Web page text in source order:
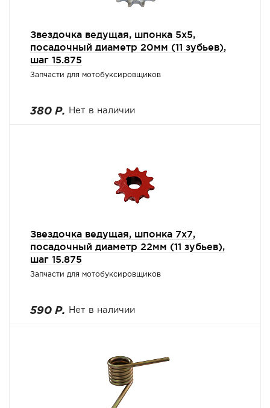
Звездочка ведущая, шпонка 5х5,
посадочный диаметр 20мм (11 зубьев),
шаг 15.875
Запчасти для мотобуксировщиков
380 Р. Нет в наличии
Звездочка ведущая, шпонка 7х7,
посадочный диаметр 22мм (11 зубьев),
шаг 15.875
Запчасти для мотобуксировщиков
590 Р. Нет в наличии